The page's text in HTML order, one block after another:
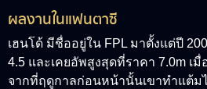
ผลงานในแฟนตาซี
เฮนโด้ มีชื่ออยู่ใน FPL มาตั้งแต่ปี
4.5 และเคยอัพสูงสุดที่ราคา 7.0m เ
จากที่ฤดูกาลก่อนหน้านั้นเขาทำแต้ม